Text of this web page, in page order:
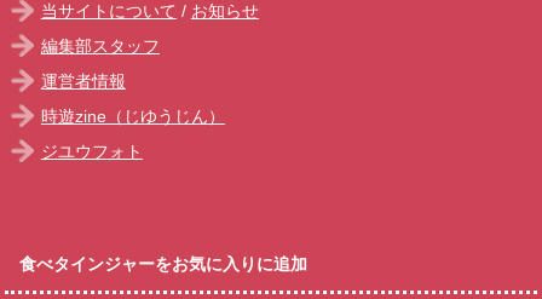
当サイトについて / お知らせ
編集部スタッフ
運営者情報
時遊zine（じゆうじん）
ジユウフォト
食べタインジャーをお気に入りに追加